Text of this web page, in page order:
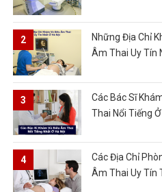
Những Địa Chỉ
Âm Thai Uy Tín
Các Bác Sĩ
Thai Nổi Tiếng
Các Địa Chỉ
Âm Thai Uy Tín